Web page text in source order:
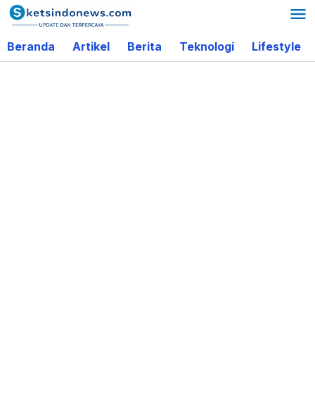
Lewati
ke
konten
Beranda Artikel Berita Teknologi Lifestyle